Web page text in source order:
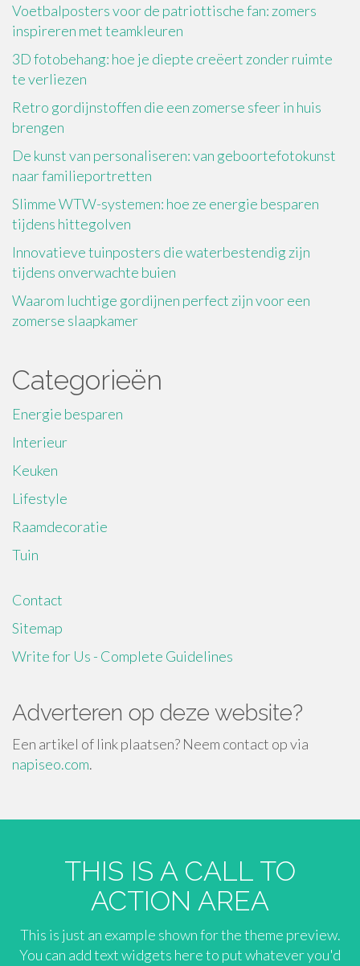
Voetbalposters voor de patriottische fan: zomers
inspireren met teamkleuren
3D fotobehang: hoe je diepte creëert zonder ruimte
te verliezen
Retro gordijnstoffen die een zomerse sfeer in huis
brengen
De kunst van personaliseren: van geboortefotokunst
naar familieportretten
Slimme WTW-systemen: hoe ze energie besparen
tijdens hittegolven
Innovatieve tuinposters die waterbestendig zijn
tijdens onverwachte buien
Waarom luchtige gordijnen perfect zijn voor een
zomerse slaapkamer
Categorieën
Energie besparen
Interieur
Keuken
Lifestyle
Raamdecoratie
Tuin
Contact
Sitemap
Write for Us - Complete Guidelines
Adverteren op deze website?
Een artikel of link plaatsen? Neem contact op via
napiseo.com.
THIS IS A CALL TO
ACTION AREA
This is just an example shown for the theme preview.
You can add text widgets here to put whatever you'd